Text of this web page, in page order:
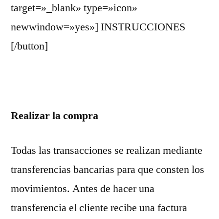
target=»_blank» type=»icon»
newwindow=»yes»] INSTRUCCIONES
[/button]
Realizar la compra
Todas las transacciones se realizan mediante
transferencias bancarias para que consten los
movimientos. Antes de hacer una
transferencia el cliente recibe una factura